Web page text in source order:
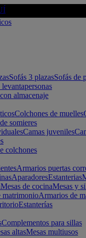
Sofás 3 plazasSofás de
almacenaje
Colchones de muelles
somieres
Camas juveniles
colchones
Armarios puertas
AparadoresEstanterias
Mesas de cocinaMesas y
matrimonioArmarios de
Estanterías
Complementos para sillas
altasMesas multiusos